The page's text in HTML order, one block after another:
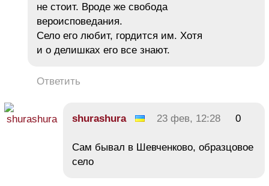
не стоит. Вроде же свобода
вероисповедания.
Село его любит, гордится им. Хотя
и о делишках его все знают.
Ответить
shurashura 23 фев, 12:28 0
Сам бывал в Шевченково, образцовое
село